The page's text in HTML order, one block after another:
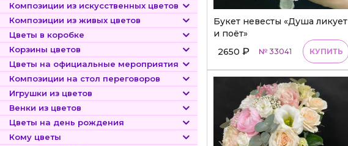
Композиции из искусственных цветов
Композиции из живых цветов
Цветы в коробке
Корзины цветов
Цветы на официальные мероприятия
Композиции на стол переговоров
Игрушки из цветов
Венки из цветов
Цветы на день рождения
Кому цветы
Букет невесты «Душа ликует
и поёт»
2650 ₽ № 33041 КУПИТЬ